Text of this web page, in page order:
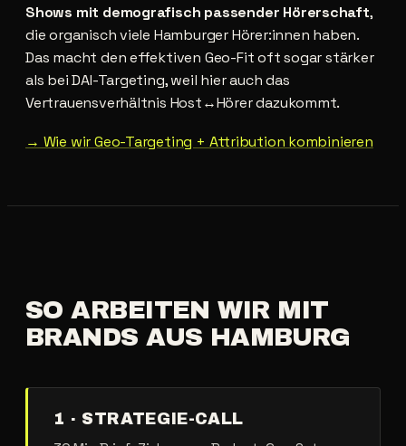
Shows mit demografisch passender Hörerschaft,
die organisch viele Hamburger Hörer:innen haben.
Das macht den effektiven Geo-Fit oft sogar stärker
als bei DAI-Targeting, weil hier auch das
Vertrauensverhältnis Host↔Hörer dazukommt.
→ Wie wir Geo-Targeting + Attribution kombinieren
SO ARBEITEN WIR MIT
BRANDS AUS HAMBURG
1 · STRATEGIE-CALL